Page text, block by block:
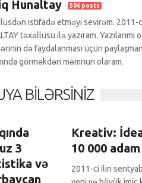
Hunaltay 506 posts
istifadə etməyi sevirəm. 2011-
təxəllüsü ilə yazıram.
də faydalanması üçün
görməkdən məmnun olaram.
BILƏRSINIZ
3
və
Kreativ:
10 000
2011-ci ilin